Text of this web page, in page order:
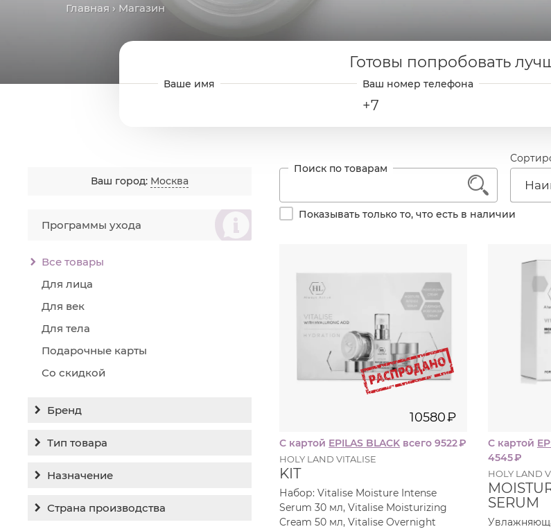
Главная › Магазин
Готовы попробовать
+7
Ваш город: Москва
စ
Программы ухода
Все товары
Для лица
Для век
Для тела
Подарочные карты
Со скидкой
Бренд
Medic Control Peel
Тип товара
Концентрат
Назначение
Страна производства
1
Показывать только то, что есть в наличии
10580₽
С картой EPILAS BLACK всего 9522₽
HOLY LAND VITALISE
KIT
Набор: Vitalise Moisture Intense
Serum 30 мл, Vitalise Moisturizing
Cream 50 мл, Vitalise Overnight
С картой
4545₽
HOLY LAND
SERUM